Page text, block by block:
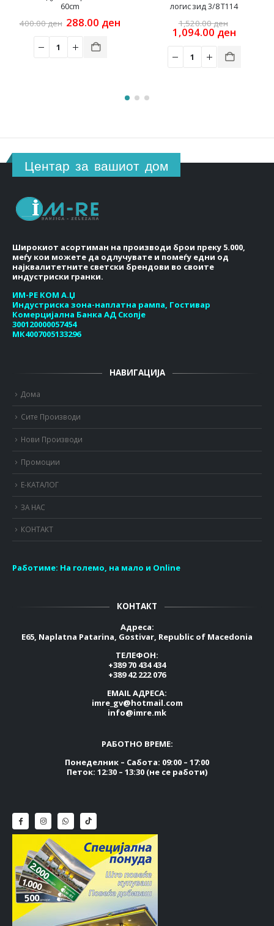
ден.
60cm
400.00ден Original
was:
400.00 ден.
288.00 ден
288.00 ден.
логис зид 3/8 Т114
1,520.00ден
price
1,520.00
1,094.00 денCurrent
Центар за вашиот дом
Широкиот асортиман на производи брои преку 5.000,
меѓу кои можете да одлучувате и помеѓу едни од
најквалитетните светски брендови во своите
индустриски гранки.
ИМ-РЕ КОМ А.Џ
Индустриска зона-наплатна рампа, Гостивар
Комерцијална Банка АД Скопје
300120000057454
МК4007005133296
НАВИГАЦИЈА
Дома
Сите Производи
Нови Производи
Промоции
Е-КАТАЛОГ
ЗА НАС
КОНТАКТ
Работиме: На големо, на мало и Online
КОНТАКТ
Адреса:
E65, Naplatna Patarina, Gostivar, Republic of Macedonia
ТЕЛЕФОН:
+389 70 434 434
+389 42 222 076
EMAIL АДРЕСА:
imre_gv@hotmail.com
info@imre.mk
РАБОТНО ВРЕМЕ:
Понеделник – Сабота: 09:00 – 17:00
Петок: 12:30 – 13:30 (не се работи)